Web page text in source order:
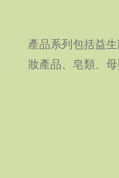
產品系列包括益
妝產品、皂類、